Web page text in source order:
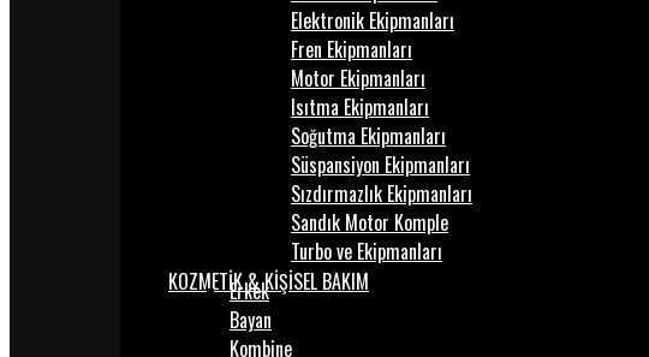
Elektronik Ekipmanları
Fren Ekipmanları
Motor Ekipmanları
Isıtma Ekipmanları
Soğutma Ekipmanları
Süspansiyon Ekipmanları
Sızdırmazlık Ekipmanları
Sandık Motor Komple
Turbo ve Ekipmanları
KOZMETİK & KİŞİSEL BAKIM
Erkek
Bayan
Kombine